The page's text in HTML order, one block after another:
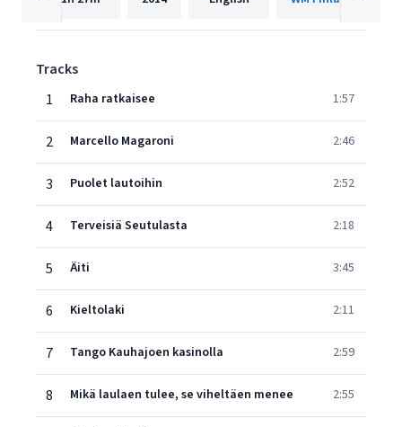
Tracks
1
Raha ratkaisee 1:57
2 Marcello Magaroni 2:46
3 Puolet lautoihin 2:52
4 Terveisiä Seutulasta 2:18
5 Äiti 3:45
6 Kieltolaki 2:11
7 Tango Kauhajoen kasinolla 2:59
8 Mikä laulaen tulee, se viheltäen menee 2:55